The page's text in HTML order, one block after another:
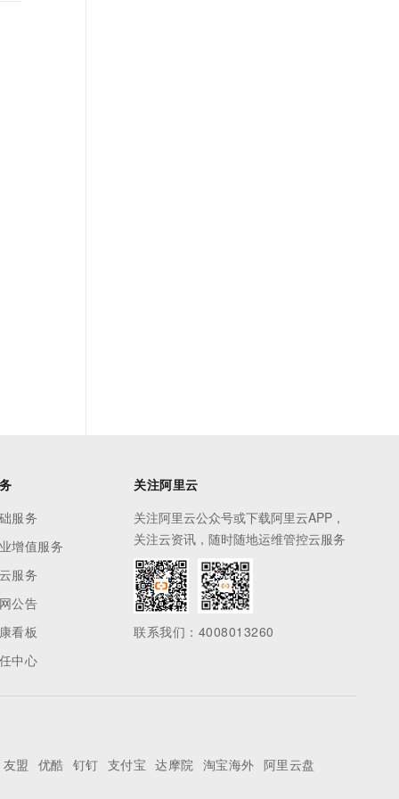
服务
增值服务
服务
公告
看板
中心
关注阿里云
关注阿里云公众号或下载阿里云APP，
关注云资讯，随时随地运维管控云服务
联系我们：4008013260
友盟 优酷 钉钉 支付宝 达摩院 淘宝海外 阿里云盘